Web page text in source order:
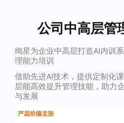
公司中高层管
绚星为企业中高层打造AI内训
理能力培训
借助先进AI技术，提供定制化
层能高效提升管理技能，助力
与发展